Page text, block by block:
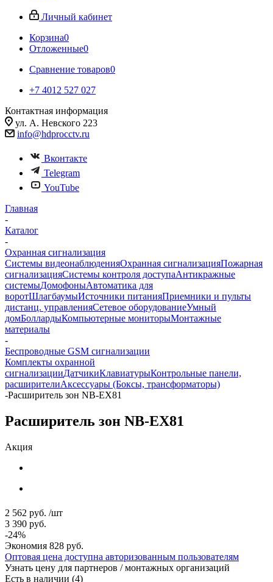
Личный кабинет
Корзина0
Отложенные0
Сравнение товаров0
+7 4012 527 027
Контактная информация
ул. А. Невского 223
info@hdprocctv.ru
Вконтакте
Telegram
YouTube
Главная
-
Каталог
-
Охранная сигнализация
Системы видеонаблюденияОхранная сигнализацияПожарная
сигнализацияСистемы контроля доступаАнтикражные
системыДомофоныАвтоматика для
воротШлагбаумыИсточники питанияПриемники и пульты
дистанц. управленияСетевое оборудованиеУмный
домБоллардыКомпьютерные мониторыМонтажные
материалы
-
Беспроводные GSM сигнализации
Комплекты охранной
сигнализацииДатчикиКлавиатурыКонтрольные панели,
расширителиАксессуары (Боксы, трансформаторы)
-Расширитель зон NB-EX81
Расширитель зон NB-EX81
Акция
2 562 руб. /шт
3 390 руб.
-24%
Экономия 828 руб.
Оптовая цена доступна авторизованным пользователям
Узнать цену для партнеров / монтажных организаций
Есть в наличии (4)